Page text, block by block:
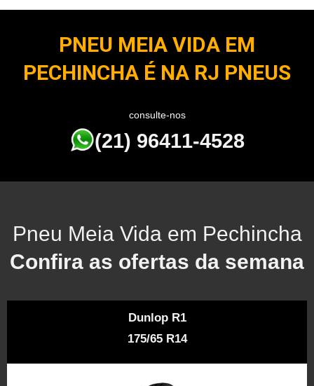
PNEU MEIA VIDA EM
PECHINCHA É NA RJ PNEUS
consulte-nos
(21) 96411-4528
Pneu Meia Vida em Pechincha
Confira as ofertas da semana
Dunlop R1
175/65 R14